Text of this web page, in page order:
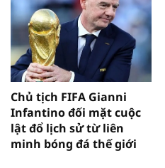
Chủ tịch FIFA Gianni
Infantino đối mặt cuộc
lật đổ lịch sử từ liên
minh bóng đá thế giới